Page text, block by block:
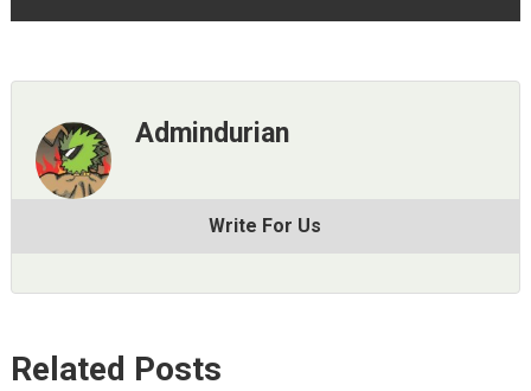
Admindurian
Write For Us
Related Posts